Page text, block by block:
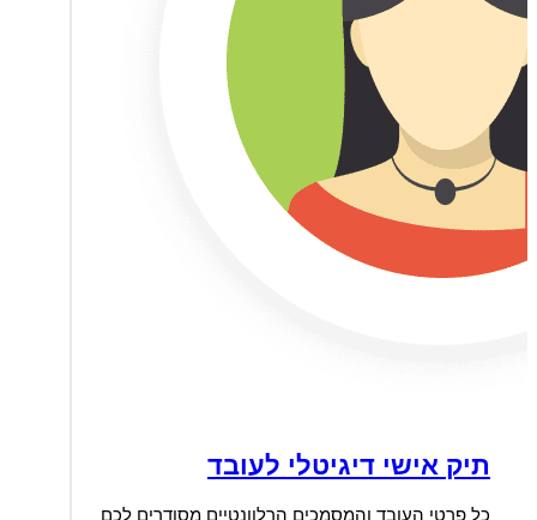
תיק אישי דיגיטלי לעובד
כל פרטי העובד והמסמכים הרלוונטיים מסודרים לכם